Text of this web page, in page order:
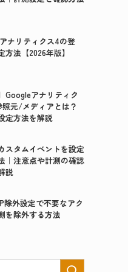
ナリティクス4の登
方法【2026年版】
Googleアナリティク
照元/メディアとは？
定方法を解説
スタムイベントを設定
｜注意点や計測の確認
説
除外設定で不要なアク
を除外する方法